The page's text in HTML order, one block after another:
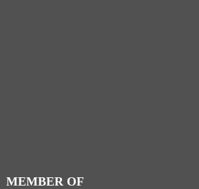
MEMBER OF